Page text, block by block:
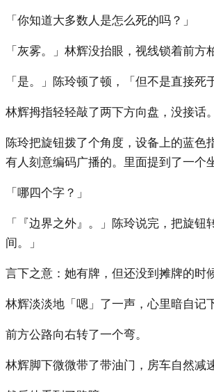
「你知道大多数人是怎么死的吗？」
「灰雾。」林辉没抬眼，视线锁着前方
「是。」陈玲顿了顿，「但不是直接
林辉拇指轻轻敲了两下方向盘，没接话。
陈玲把旋钮拨了个角度，设备上的蓝
有人刻意编码广播的。里面提到了一个
「哪四个字？」
「『边界之外』。」陈玲说完，把旋
间。」
言下之意：她有牌，但还没到摊牌的时候
林辉淡淡地「嗯」了一声，心里暗自记
前方公路向右转了一个弯。
林辉脚下微微带了带油门，房车自然